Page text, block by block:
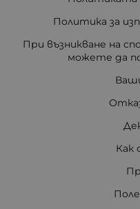
Политика за
При възникване на
можете да
Как